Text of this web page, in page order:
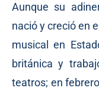
Aunque su
nació y creció en
musical en
británica y
teatros; en